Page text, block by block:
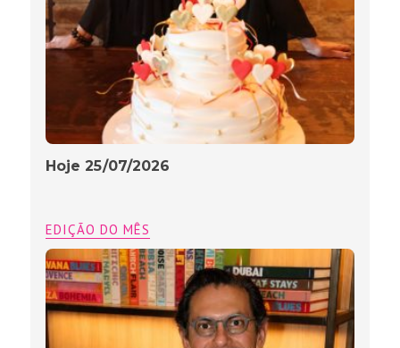
Hoje 25/07/2026
EDIÇÃO DO MÊS